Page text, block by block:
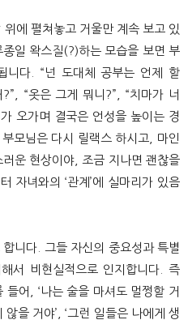
에 펼쳐놓고 거울만 계속 보고 있
일 왁스질(?)하는 모습을 보면 부
니다. “넌 도대체 공부는 언제 할
“옷은 그게 뭐니?”, “치마가 너
오가며 결국은 언성을 높이는 경
모님은 다시 릴랙스 하시고, 마인
운 현상이야, 조금 지나면 괜찮을
자녀와의 ‘관계’에 실마리가 있음
합니다. 그들 자신의 중요성과 특별
서 비현실적으로 인지합니다. 즉
들어, ‘나는 술을 마셔도 멀쩡할 거
않을 거야’, ‘그런 일들은 나에게 생